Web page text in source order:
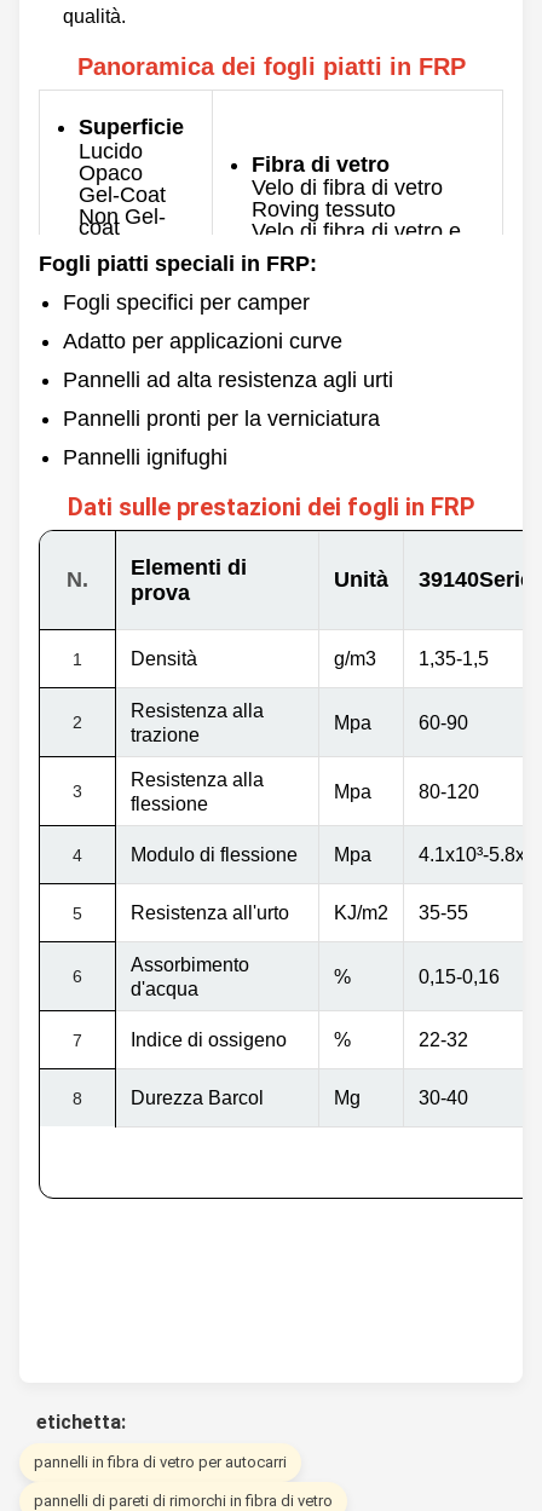
qualità.
Panoramica dei fogli piatti in FRP
Superficie
Lucido
Opaco
Gel-Coat
Non Gel-
coat
Colore
Personalizzato
Lato
posteriore
Greggio
Fibra di vetro
Velo di fibra di vetro
Roving tessuto
Velo di fibra di vetro e
roving tessuto
Spessore
0,8-10 mm
Larghezza massima
3500 mm
Lunghezza
60/100/120 m e
personalizzato
Fogli piatti speciali in FRP:
Fogli specifici per camper
Adatto per applicazioni curve
Pannelli ad alta resistenza agli urti
Pannelli pronti per la verniciatura
Pannelli ignifughi
Dati sulle prestazioni dei fogli in FRP
N.
Elementi di
prova
Unità 39140Serie
1 Densità g/m3 1,35-1,5
2
Resistenza alla
trazione
Mpа 60-90
3
Resistenza alla
flessione
Mpa 80-120
4 Modulo di flessione Mpa 4.1x10³-
5 Resistenza all'urto KJ/m2 35-55
6
Assorbimento
d'acqua
% 0,15-0,16
7 Indice di ossigeno % 22-32
8 Durezza Barcol Mg 30-40
etichetta:
pannelli in fibra di vetro per autocarri
pannelli di pareti di rimorchi in fibra di vetro